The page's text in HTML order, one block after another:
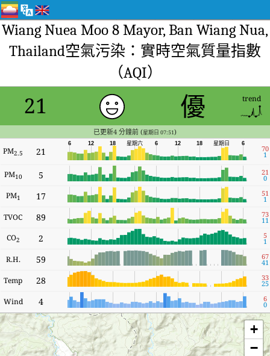
Wiang Nuea Moo 8 Mayor, Ban Wiang Nua,
Thailand空氣污染：實時空氣質量指數
（AQI）
21 優 trend
已更新4 分鐘前 (星期日 07:51)
PM2.5 21
6
星期日
18
12
6
星期六
18
12
6
70
1
PM10 5 21
0
PM1 17 51
1
TVOC 89 73
11
CO2 2 5
1
R.H. 59 67
41
Temp 28 33
25
Wind 4 6
0
+
−